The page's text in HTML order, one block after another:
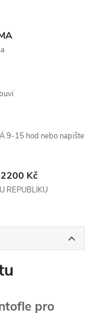
9-15 hod nebo napište
Kč
REPUBLIKU
pro